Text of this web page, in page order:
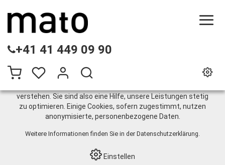
+41 41 449 09 90
Kurbelpumpen
SCHMIERTECHNIK
KURBELPUMPEN
DIESE WEBSITE VERWENDET COOKIES
Wir nutzen auf unserer Website verschiedene Cookies:
Einige sind notwendig für den korrekten Betrieb der Website,
andere ermöglichen Ihnen mehr Funktionalitäten, und noch
verstehen. Sie sind also eine Hilfe, unsere Leistungen stetig
zu optimieren. Einige Cookies, sofern zugestimmt, nutzen
anonymisierte, personenbezogene Daten.
Weitere Informationen finden Sie in der Datenschutzerklärung.
Einstellen